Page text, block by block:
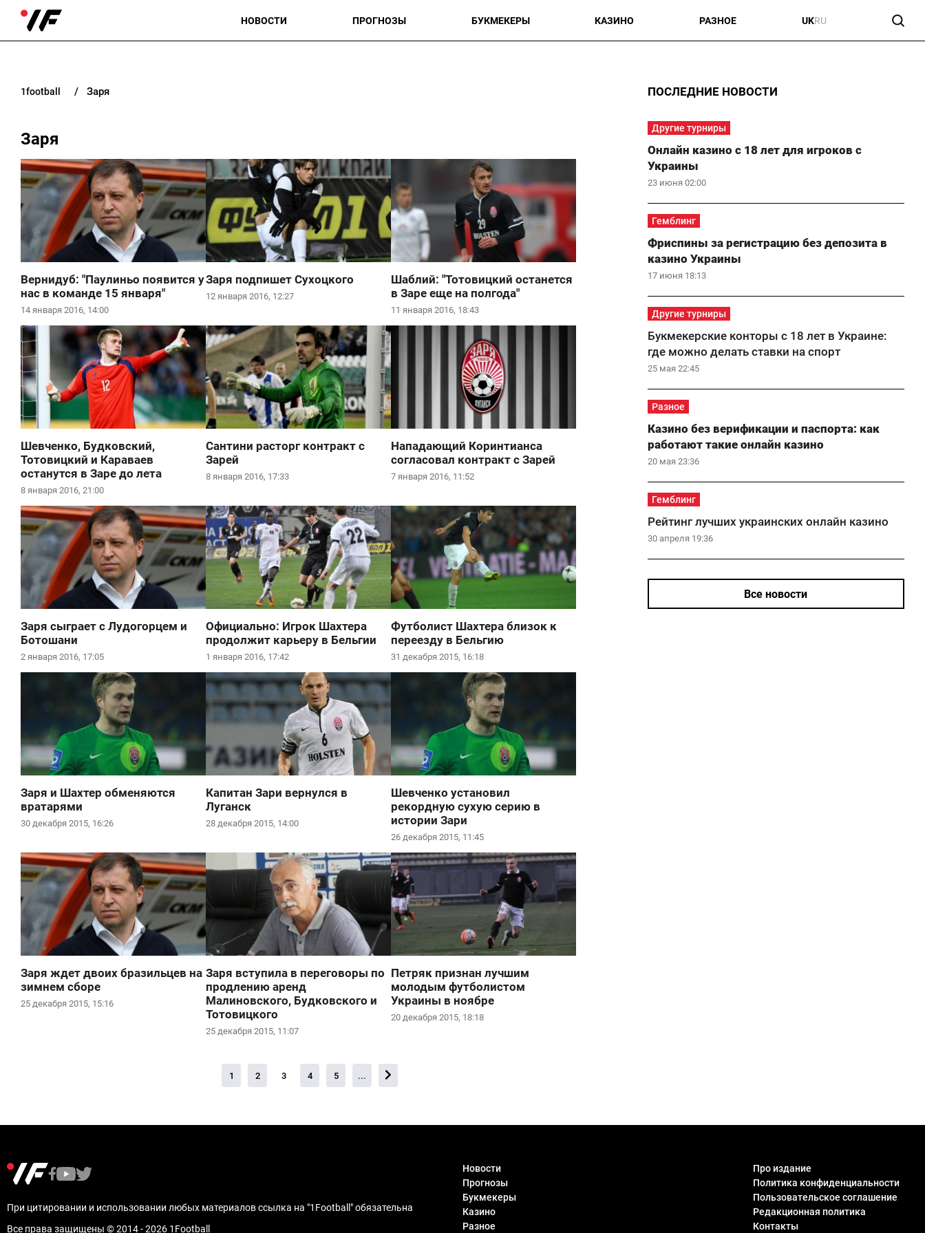
НОВОСТИ ПРОГНОЗЫ БУКМЕКЕРЫ КАЗИНО РАЗНОЕ UKRU
1football Заря
Заря
14 января 2016, 14:00
Вернидуб: "Паулиньо появится у
нас в команде 15 января"
12 января 2016, 12:27
Заря подпишет Сухоцкого
11 января 2016, 18:43
Шаблий: "Тотовицкий останется
в Заре еще на полгода"
8 января 2016, 21:00
Шевченко, Будковский,
Тотовицкий и Караваев
останутся в Заре до лета
8 января 2016, 17:33
Сантини расторг контракт с
Зарей
7 января 2016, 11:52
Нападающий Коринтианса
согласовал контракт с Зарей
2 января 2016, 17:05
Заря сыграет с Лудогорцем и
Ботошани
1 января 2016, 17:42
Официально: Игрок Шахтера
продолжит карьеру в Бельгии
31 декабря 2015, 16:18
Футболист Шахтера близок к
переезду в Бельгию
30 декабря 2015, 16:26
Заря и Шахтер обменяются
вратарями
28 декабря 2015, 14:00
Капитан Зари вернулся в
Луганск
26 декабря 2015, 11:45
Шевченко установил
рекордную сухую серию в
истории Зари
25 декабря 2015, 15:16
Заря ждет двоих бразильцев на
зимнем сборе
25 декабря 2015, 11:07
Заря вступила в переговоры по
продлению аренд
Малиновского, Будковского и
Тотовицкого
20 декабря 2015, 18:18
Петряк признан лучшим
молодым футболистом
Украины в ноябре
1 2 3 4 5 ...
ПОСЛЕДНИЕ НОВОСТИ
Другие турниры
23 июня 02:00
Онлайн казино с 18 лет для игроков с
Украины
Гемблинг
17 июня 18:13
Фриспины за регистрацию без депозита в
казино Украины
Другие турниры
25 мая 22:45
Букмекерские конторы с 18 лет в Украине:
где можно делать ставки на спорт
Разное
20 мая 23:36
Казино без верификации и паспорта: как
работают такие онлайн казино
Гемблинг
30 апреля 19:36
Рейтинг лучших украинских онлайн казино
Все новости
При цитировании и использовании любых материалов ссылка на "1Football" обязательна
Все права защищены © 2014 - 2026 1Football
Новости
Прогнозы
Букмекеры
Казино
Разное
Про издание
Политика конфиденциальности
Пользовательское соглашение
Редакционная политика
Контакты